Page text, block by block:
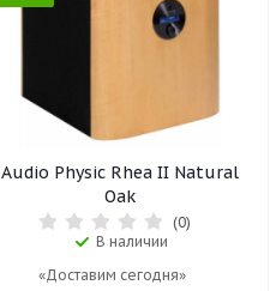
Audio Physic Rhea II Natural
Oak
(0)
В наличии
«Доставим сегодня»